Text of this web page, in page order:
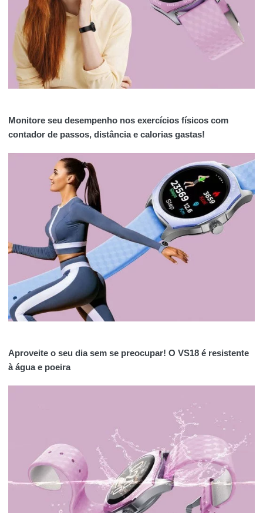
Monitore seu desempenho nos exercícios físicos com
contador de passos, distância e calorias gastas!
Aproveite o seu dia sem se preocupar! O VS18 é resistente
à água e poeira